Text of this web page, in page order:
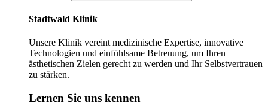
Stadtwald Klinik
Unsere Klinik vereint medizinische Expertise, innovative
Technologien und einfühlsame Betreuung, um Ihren
ästhetischen Zielen gerecht zu werden und Ihr Selbstvertrauen
zu stärken.
Lernen Sie uns kennen